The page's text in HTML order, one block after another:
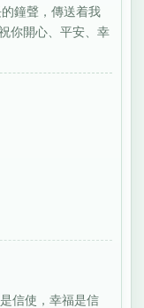
鐘聲，傳送着我
你開心、平安、幸
信使，幸福是信